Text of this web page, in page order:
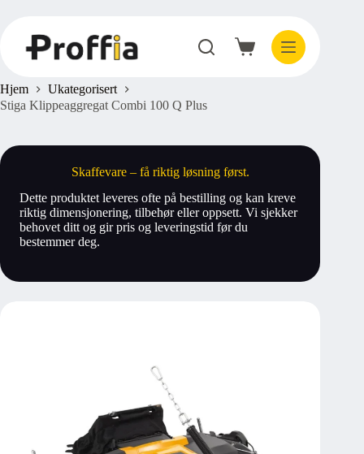
innholdet
Handlekurv
Hjem
Ukategorisert
Stiga Klippeaggregat Combi 100 Q Plus
Skaffevare – få riktig løsning først.
Dette produktet leveres ofte på bestilling og kan kreve
riktig dimensjonering, tilbehør eller oppsett. Vi sjekker
behovet ditt og gir pris og leveringstid før du
bestemmer deg.